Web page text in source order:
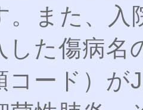
。また、入
した傷病名
コード）が